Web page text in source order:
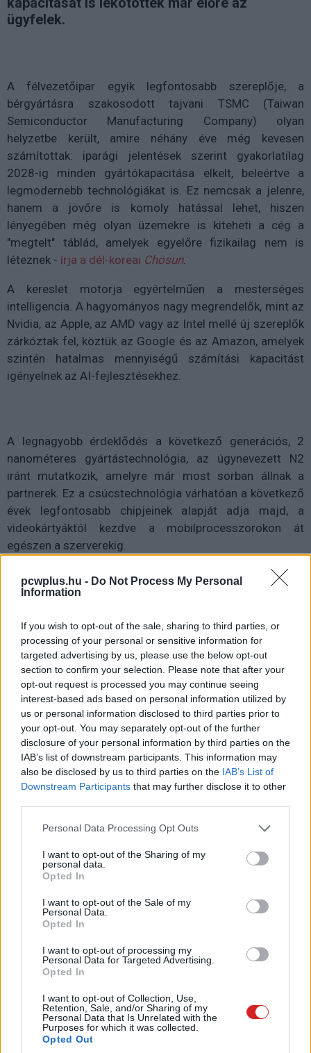
pcwplus.hu - Do Not Process My Personal
Information
If you wish to opt-out of the sale, sharing to third parties, or
processing of your personal or sensitive information for
targeted advertising by us, please use the below opt-out
section to confirm your selection. Please note that after your
opt-out request is processed you may continue seeing
interest-based ads based on personal information utilized by
us or personal information disclosed to third parties prior to
your opt-out. You may separately opt-out of the further
disclosure of your personal information by third parties on the
IAB’s list of downstream participants. This information may
also be disclosed by us to third parties on the IAB’s List of
Downstream Participants that may further disclose it to other
Please note that this website/app uses one or more Google
not limited to your visit or usage behaviour. You may click to
grant or deny consent to Google and its third-party tags to
use your data for below specified purposes in below Google
consent section.
Personal Data Processing Opt Outs
I want to opt-out of the Sharing of my
personal data.
Opted In
I want to opt-out of the Sale of my
Personal Data.
Opted In
I want to opt-out of processing my
Personal Data for Targeted Advertising.
Opted In
I want to opt-out of Collection, Use,
Retention, Sale, and/or Sharing of my
Personal Data that Is Unrelated with the
Purposes for which it was collected.
Opted Out
ügyfelek.
A félvezetőipar egyik legfontosabb szereplője, a
bérgyártásra szakosodott tajvani TSMC (Taiwan
Semiconductor Manufacturing Company) olyan
helyzetbe került, amire néhány éve még kevesen
számítottak: iparági jelentések szerint gyakorlatilag
2028-ig minden gyártókapacitása elkelt, beleértve a
legmodernebb technológiákat is. Ez nemcsak a jelenre,
hanem a jövőre is komoly hatással lehet, hiszen
lényegében még olyan üzemekre is kiteheti a cég a
"megtelt" táblád, amelyek egyelőre fizikailag nem is
léteznek - írja a dél-koreai Chosun.
A kereslet motorja egyértelműen a mesterséges
intelligencia. A hagyományos nagy megrendelők, mint az
Nvidia, az Apple, az AMD vagy az Intel mellé új szereplők
zárkóztak fel, köztük az Google és az Amazon, amelyek
szintén hatalmas mennyiségű számítási kapacitást
igényelnek az AI-fejlesztésekhez.
A legnagyobb érdeklődés a következő generációs, 2
nanométeres gyártástechnológia, az úgynevezett N2
iránt mutatkozik, amelyre már most sorban állnak a
partnerek. Ez a csúcstechnológia várhatóan a következő
évek legfontosabb chipjeinek alapját adja majd, a
videokártyáktól kezdve a mobilprocesszorokon át
egészen a szerverekig.
A helyzet súlyosságát jól mutatja, hogy a vállalat
arizonai gyárainak jövőbeli kapacitását is előre
tervezett negyedik üzem termelését is gyakorlatilag
előre eladták, pedig az építkezés még el sem kezdődött.
Ez azt jelenti, hogy a kínálat bővítése önmagában nem
oldja meg rövid távon a problémát.
A kialakult helyzet elméletben lehetőséget adhat a
konkurenciának. A Samsung például növelheti
részesedését a piacon, ahol jelenleg messze le van
maradva, miközben az Intel is próbál visszakapaszkodni
saját gyártási technológiáival. Egyes hírek szerint már
most akadnak cégek, amelyek alternatív partnereket
keresnek, egyszerűen azért, mert a TSMC-nél nincs több
Az erőviszonyok azonban nem változnak meg egyik
napról a másikra. A TSMC évtizedek alatt építette ki
ez hosszú folyamat lesz. Addig viszont a piac kénytelen
alkalmazkodni a szűkös kapacitásokhoz.
Mindez a felhasználók szintjén is érezhető
következményekkel járhat. Ha a legfejlettebb chipek
gyártása ennyire korlátozott, az közvetlenül hat a PC-k,
konzolok és más eszközök árára és elérhetőségére.
Magyarán amíg az AI-ipar ilyen tempóban szívja fel az
erőforrásokat, addig nem érdemes olcsóbb